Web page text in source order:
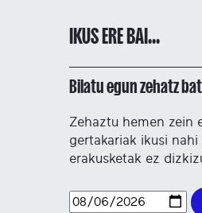
IKUS ERE BAI...
Bilatu egun zehatz
Zehaztu hemen zein
gertakariak ikusi
erakusketak ez